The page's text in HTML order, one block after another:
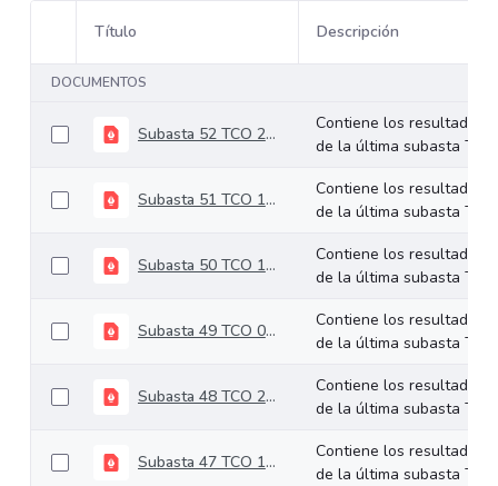
Selección del elemento
Título Descripción
DOCUMENTOS
Subasta 52 TCO 24-12-2024
Contiene los resultados
de la última subasta TCO.
Subasta 51 TCO 17-12-2024
Contiene los resultados
de la última subasta TCO.
Subasta 50 TCO 10-12-2024
Contiene los resultados
de la última subasta TCO.
Subasta 49 TCO 03-12-2024
Contiene los resultados
de la última subasta TCO.
Subasta 48 TCO 26-11-2024
Contiene los resultados
de la última subasta TCO.
Subasta 47 TCO 19-11-2024
Contiene los resultados
de la última subasta TCO.